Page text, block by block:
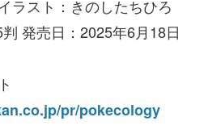
ラスト：きのしたちひろ
発売日：2025年6月18日
pr/pokecology